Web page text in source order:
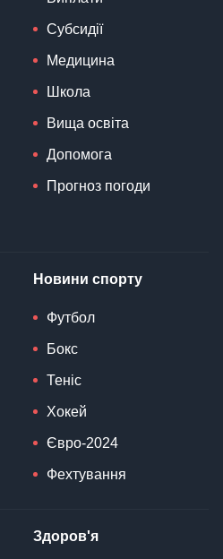
Субсидії
Медицина
Школа
Вища освіта
Допомога
Прогноз погоди
Новини спорту
Футбол
Бокс
Теніс
Хокей
Євро-2024
Фехтування
Здоров'я